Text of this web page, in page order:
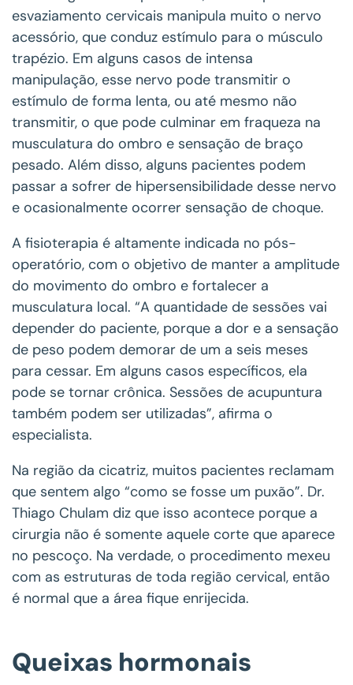
esvaziamento cervicais manipula muito o nervo
acessório, que conduz estímulo para o músculo
trapézio. Em alguns casos de intensa
manipulação, esse nervo pode transmitir o
estímulo de forma lenta, ou até mesmo não
transmitir, o que pode culminar em fraqueza na
musculatura do ombro e sensação de braço
pesado. Além disso, alguns pacientes podem
passar a sofrer de hipersensibilidade desse nervo
e ocasionalmente ocorrer sensação de choque.
A fisioterapia é altamente indicada no pós-
operatório, com o objetivo de manter a amplitude
do movimento do ombro e fortalecer a
musculatura local. “A quantidade de sessões vai
depender do paciente, porque a dor e a sensação
de peso podem demorar de um a seis meses
para cessar. Em alguns casos específicos, ela
pode se tornar crônica. Sessões de acupuntura
também podem ser utilizadas”, afirma o
especialista.
Na região da cicatriz, muitos pacientes reclamam
que sentem algo “como se fosse um puxão”. Dr.
Thiago Chulam diz que isso acontece porque a
cirurgia não é somente aquele corte que aparece
no pescoço. Na verdade, o procedimento mexeu
com as estruturas de toda região cervical, então
é normal que a área fique enrijecida.
Queixas hormonais